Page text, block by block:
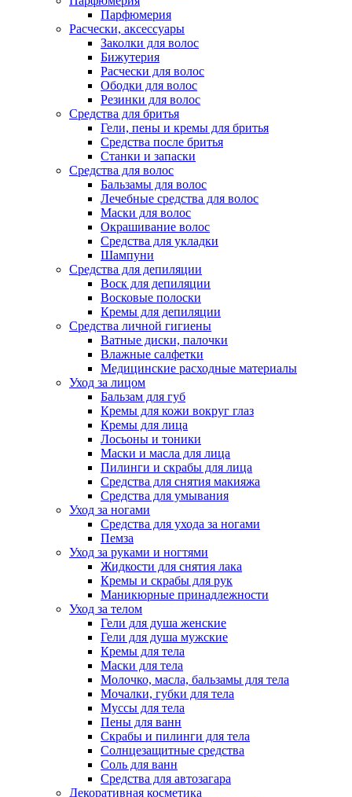
Парфюмерия
Расчески, аксессуары
Заколки для волос
Бижутерия
Расчески для волос
Ободки для волос
Резинки для волос
Средства для бритья
Гели, пены и кремы для бритья
Средства после бритья
Станки и запаски
Средства для волос
Бальзамы для волос
Лечебные средства для волос
Маски для волос
Окрашивание волос
Средства для укладки
Шампуни
Средства для депиляции
Воск для депиляции
Восковые полоски
Кремы для депиляции
Средства личной гигиены
Ватные диски, палочки
Влажные салфетки
Медицинские расходные материалы
Уход за лицом
Бальзам для губ
Кремы для кожи вокруг глаз
Кремы для лица
Лосьоны и тоники
Маски и масла для лица
Пилинги и скрабы для лица
Средства для снятия макияжа
Средства для умывания
Уход за ногами
Средства для ухода за ногами
Пемза
Уход за руками и ногтями
Жидкости для снятия лака
Кремы и скрабы для рук
Маникюрные принадлежности
Уход за телом
Гели для душа женские
Гели для душа мужские
Кремы для тела
Маски для тела
Молочко, масла, бальзамы для тела
Мочалки, губки для тела
Муссы для тела
Пены для ванн
Скрабы и пилинги для тела
Солнцезащитные средства
Соль для ванн
Средства для автозагара
Декоративная косметика